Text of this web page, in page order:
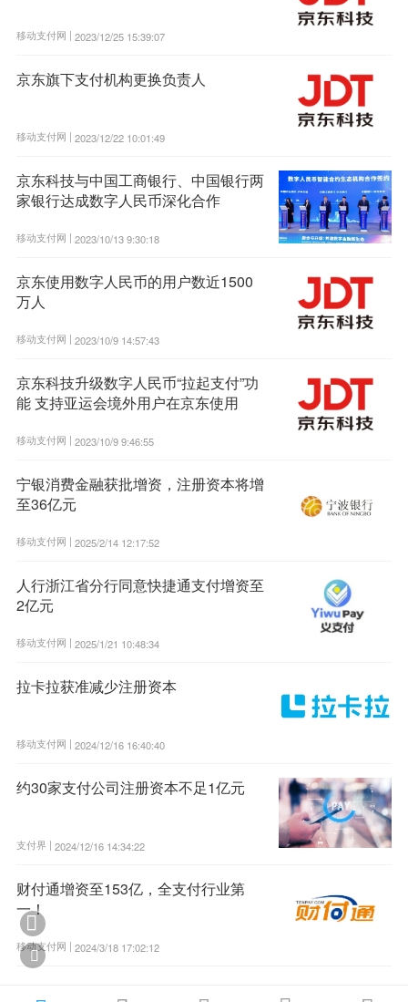
移动支付网 | 2023/12/25 15:39:07
京东旗下支付机构更换负责人
移动支付网 | 2023/12/22 10:01:49
京东科技与中国工商银行、中国银行两
家银行达成数字人民币深化合作
移动支付网 | 2023/10/13 9:30:18
京东使用数字人民币的用户数近1500
万人
移动支付网 | 2023/10/9 14:57:43
京东科技升级数字人民币“拉起支付”功
能 支持亚运会境外用户在京东使用
移动支付网 | 2023/10/9 9:46:55
宁银消费金融获批增资，注册资本将增
至36亿元
移动支付网 | 2025/2/14 12:17:52
人行浙江省分行同意快捷通支付增资至
2亿元
移动支付网 | 2025/1/21 10:48:34
拉卡拉获准减少注册资本
移动支付网 | 2024/12/16 16:40:40
约30家支付公司注册资本不足1亿元
支付界 | 2024/12/16 14:34:22
财付通增资至153亿，全支付行业第
一！
移动支付网 | 2024/3/18 17:02:12

